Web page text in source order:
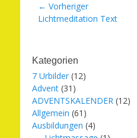
Beitragsnavigation
← Vorheriger
Vorheriger
Lichtmeditation Text
Kategorien
7 Urbilder (12)
Advent (31)
ADVENTSKALENDER (12)
Allgemein (61)
Ausbildungen (4)